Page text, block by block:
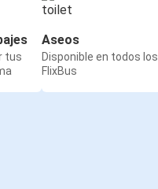
tus
Aseos
Disponible en todos los
FlixBus